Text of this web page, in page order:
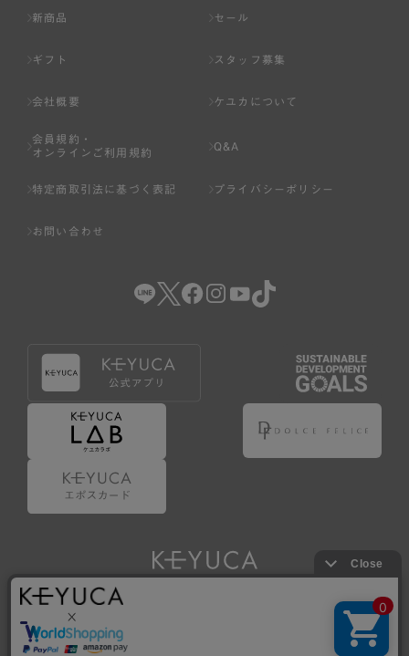
基づき判断した場合は、弊社は、その登録を取り消すこと
のいずれかの事由に該当する場合は、その登録を拒否し、
または事前に通知することなく一旦なされた登録を取り消
いる場合。
（5） その他、本規約または個別規定に違反した場合。
4.会員登録が取り消された場合においても、当該会員は、
弊社とのお取引等により既に発生した支払義務等の取引上
の義務および本規約上の義務の履行責任を免れないものと
します。
5.仮登録とは、ケユカが提供するアプリ等でサービスを利
用するための簡易的な会員登録（以下「仮登録」といいま
6.仮登録をすることで、第9条のポイント付与を受けるこ
とができます。
7.仮登録状態はポイントの利用は行えず、第3条1項の通り
に登録完了することでポイント利用が行えるようになりま
す。
新商品 セール
ギフト スタッフ募集
会社概要 ケユカについて
会員規約・
オンラインご利用規約
Q&A
特定商取引法に基づく表記 プライバシーポリシー
お問い合わせ
Copyright © KAWAJUN Co., Ltd. All Rights Reserved.